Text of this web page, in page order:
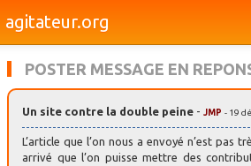
agitateur.org
Bourges & le Cher
Culture
POSTER MESSAGE EN
Un site contre la double peine - JMP - 19
L’article que l’on nous a envoyé n’est pas
arrivé que l’on puisse mettre des